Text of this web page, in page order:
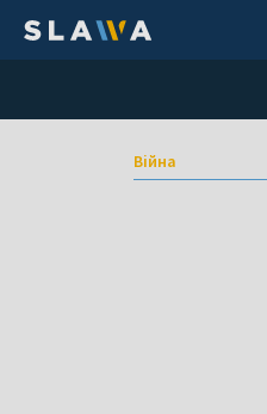
Війна